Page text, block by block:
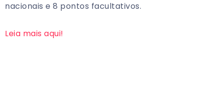
nacionais e 8 pontos facultativos.
Leia mais aqui!